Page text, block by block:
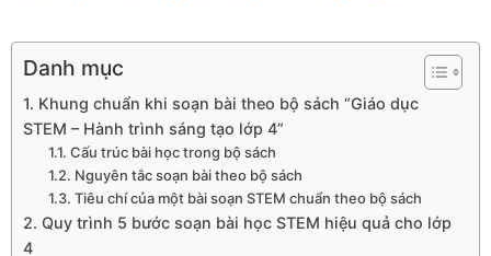
Danh mục
1. Khung chuẩn khi soạn bài theo bộ sách “Giáo dục
STEM – Hành trình sáng tạo lớp 4”
1.1. Cấu trúc bài học trong bộ sách
1.2. Nguyên tắc soạn bài theo bộ sách
1.3. Tiêu chí của một bài soạn STEM chuẩn theo bộ sách
2. Quy trình 5 bước soạn bài học STEM hiệu quả cho lớp
4